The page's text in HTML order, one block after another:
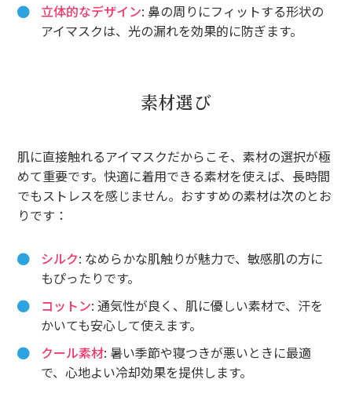
立体的なデザイン: 鼻の周りにフィットする形状の
アイマスクは、光の漏れを効果的に防ぎます。
素材選び
肌に直接触れるアイマスクだからこそ、素材の選択が極
めて重要です。快適に着用できる素材を使えば、長時間
でもストレスを感じません。おすすめの素材は次のとお
りです：
シルク: なめらかな肌触りが魅力で、敏感肌の方に
もぴったりです。
コットン: 通気性が良く、肌に優しい素材で、汗を
かいても安心して使えます。
クール素材: 暑い季節や寝つきが悪いときに最適
で、心地よい冷却効果を提供します。